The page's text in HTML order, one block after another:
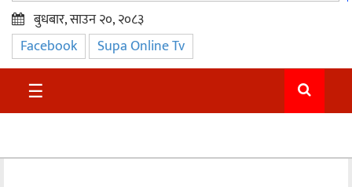
प्रमुख
समाचार
सुदुर
बुधबार, साउन २०, २०८३
Facebook Supa Online Tv
☰